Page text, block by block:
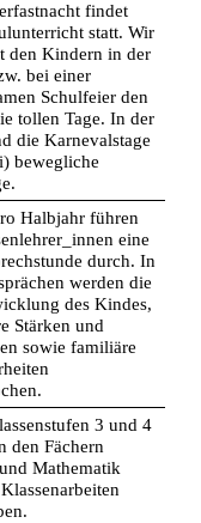
findet
statt. Wir
den Kindern in der
bei einer
Schulfeier den
tollen Tage. In der
die Karnevalstage
bewegliche
Halbjahr führen
eine
durch. In
werden die
des Kindes,
Stärken und
sowie familiäre
3 und 4
den Fächern
Mathematik